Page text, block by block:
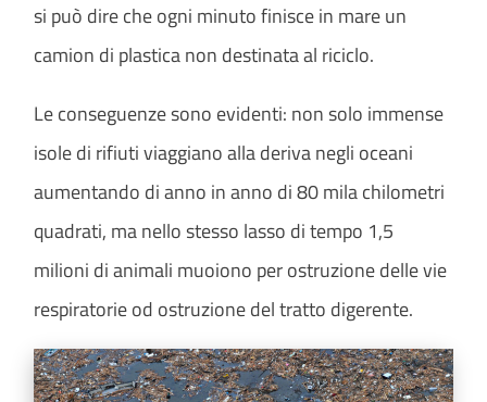
si può dire che ogni minuto finisce in mare un
camion di plastica non destinata al riciclo.
Le conseguenze sono evidenti: non solo immense
isole di rifiuti viaggiano alla deriva negli oceani
aumentando di anno in anno di 80 mila chilometri
quadrati, ma nello stesso lasso di tempo 1,5
milioni di animali muoiono per ostruzione delle vie
respiratorie od ostruzione del tratto digerente.